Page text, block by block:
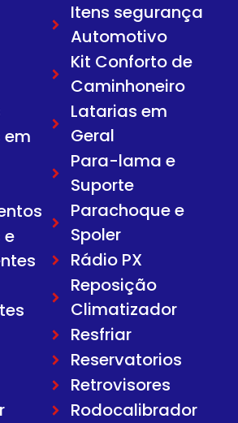
em
e
Itens segurança
Automotivo
Kit Conforto de
Caminhoneiro
Latarias em
Geral
Para-lama e
Suporte
Parachoque e
Spoler
Rádio PX
Reposição
Climatizador
Resfriar
Reservatorios
Retrovisores
Rodocalibrador